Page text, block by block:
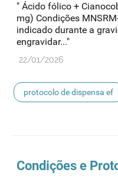
" Ácido fólico +
mg) Condições
indicado durante a
engravidar..."
22/01/2026
protocolo de dispensa ef
Condições e